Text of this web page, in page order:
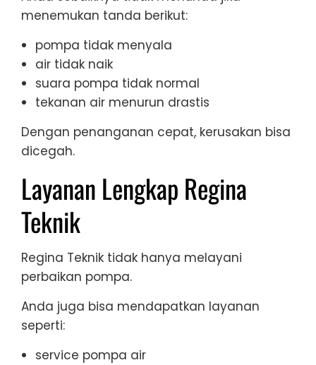
menemukan tanda berikut:
pompa tidak menyala
air tidak naik
suara pompa tidak normal
tekanan air menurun drastis
Dengan penanganan cepat, kerusakan bisa
dicegah.
Layanan Lengkap Regina
Teknik
Regina Teknik tidak hanya melayani
perbaikan pompa.
Anda juga bisa mendapatkan layanan
seperti:
service pompa air